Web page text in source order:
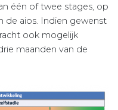
één of twee stages, op
de aios. Indien gewenst
ook mogelijk
maanden van de